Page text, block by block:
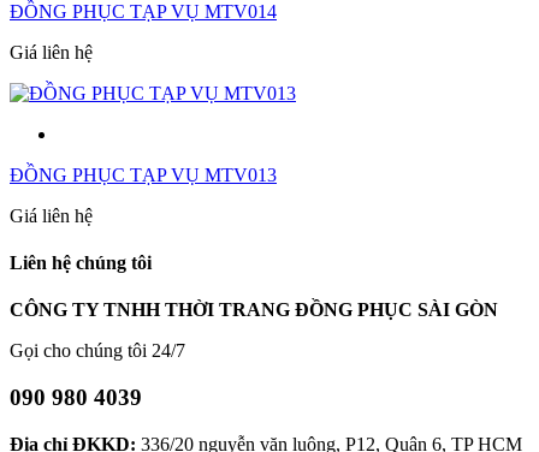
ĐỒNG PHỤC TẠP VỤ MTV014
Giá liên hệ
ĐỒNG PHỤC TẠP VỤ MTV013
Giá liên hệ
Liên hệ chúng tôi
CÔNG TY TNHH THỜI TRANG ĐỒNG PHỤC SÀI GÒN
Gọi cho chúng tôi 24/7
090 980 4039
Địa chỉ ĐKKD: 336/20 nguyễn văn luông, P12, Quận 6, TP HCM